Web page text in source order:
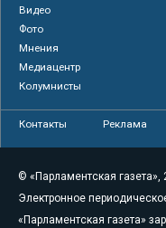
Видео
Фото
Мнения
Медиацентр
Колумнисты
Контакты Реклама
© «Парламентская газета»,
Электронное
«Парламентская газета»